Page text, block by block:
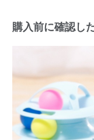
購入前に確認し